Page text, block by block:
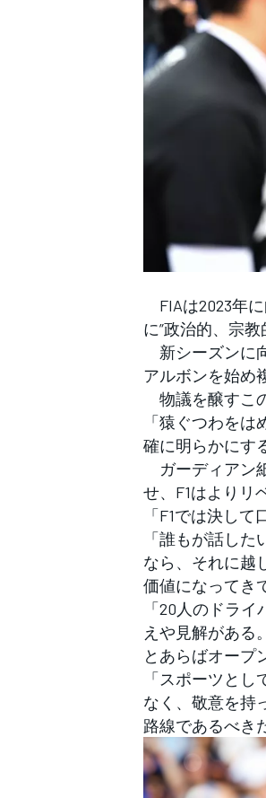
WEC
フォーミュラE
FIAは2023年
に”政治的、宗
新シーズンに
アルボンを始め
物議を醸すこ
「猿ぐつわを
確に明らかにす
ガーディアン
せ、F1はよりリ
「F1では決し
「誰もが話し
なら、それに越
価値になってき
「20人のドラ
えや見解がある
とあらばオープ
「スポーツと
なく、敬意を持
路線であるべき